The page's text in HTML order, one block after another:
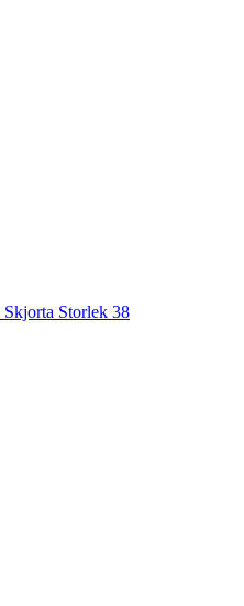
Storlek 38